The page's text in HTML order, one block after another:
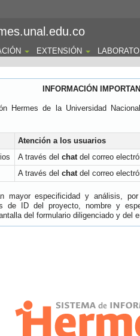
EXTENSIÓN
INFORMACIÓN
Hermes de la Universidad
Atención a los usuarios
A través del chatdel correo
A través del chatdel correo
mayor especificidad y análisis,
de ID del proyecto, nombre y
del formulario diligenciado y del